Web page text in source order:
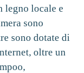
legno locale e
sono
sono dotate di
oltre un